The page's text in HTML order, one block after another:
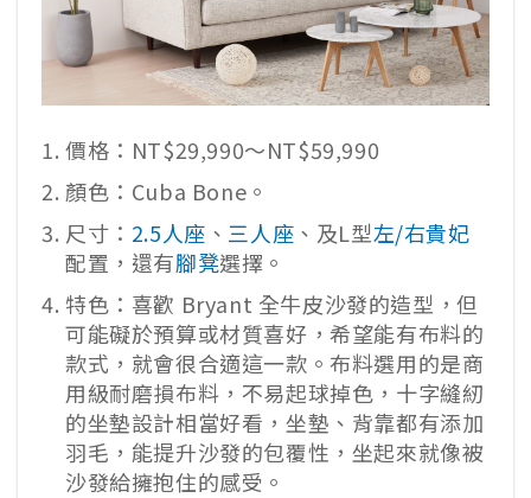
價格：NT$29,990～NT$59,990
顏色：Cuba Bone。
尺寸： 2.5人座 、 三人座 、及L型左/右貴妃
配置，還有腳凳選擇。
特色：喜歡 Bryant 全牛皮沙發的造型，但
可能礙於預算或材質喜好，希望能有布料的
款式，就會很合適這一款。布料選用的是商
用級耐磨損布料，不易起球掉色，十字縫紉
的坐墊設計相當好看，坐墊、背靠都有添加
羽毛，能提升沙發的包覆性，坐起來就像被
沙發給擁抱住的感受。